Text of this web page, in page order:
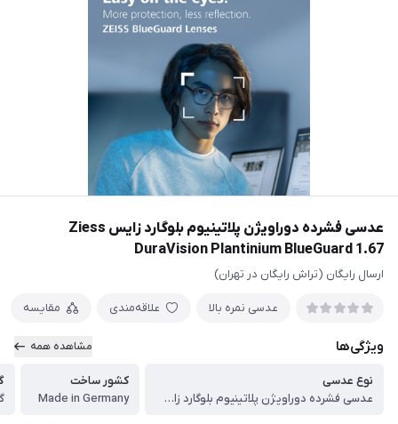
عدسی فشرده دوراویژن پلاتینیوم بلوگارد زایس Ziess
DuraVision Plantinium BlueGuard 1.67
ارسال رایگان (تراش رایگان در تهران)
عدسی نمره بالا علاقه‌مندی مقایسه
ویژگی‌ها مشاهده همه
نوع عدسی
عدسی فشرده دوراویژن پلاتینیوم بلوگارد زایس Ziess DuraVision Plantinium BlueGuard 1.67
کشور ساخت
Made in Germany